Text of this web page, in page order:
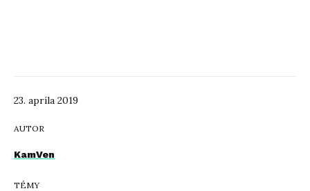
23. apríla 2019
AUTOR
KamVen
TÉMY